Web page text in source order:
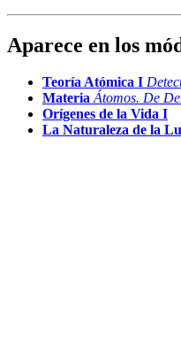
Aparece en los
Teoría Atómica I
Materia Átomos. De
Orígenes de la Vida I
La Naturaleza de la